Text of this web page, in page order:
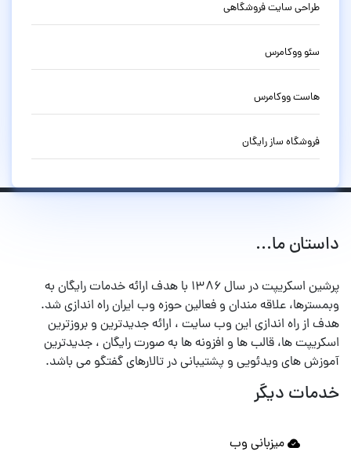
طراحی سایت فروشگاهی
سئو ووکامرس
هاست ووکامرس
فروشگاه ساز رایگان
داستان ما...
پرشین اسکریپت در سال ۱۳۸۶ با هدف ارائه خدمات رایگان به
وبمسترها، علاقه مندان و فعالین حوزه وب ایران راه اندازی شد.
هدف از راه اندازی این وب سایت ، ارائه جدیدترین و بروزترین
اسکریپت ها، قالب ها و افزونه ها به صورت رایگان ، جدیدترین
آموزش های ویدئویی و پشتیبانی در تالارهای گفتگو می باشد.
خدمات دیگر
میزبانی وب